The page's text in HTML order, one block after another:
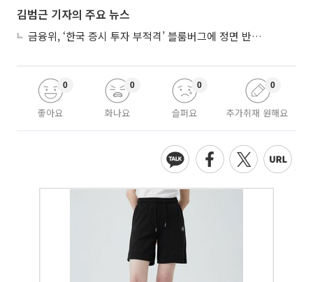
김범근 기자의 주요 뉴스
금융위, ‘한국 증시 투자 부적격’ 블룸버그에 정면 반박…“근거 불분명”
좋아요
0
화나요
0
슬퍼요
0
추가취재 원해요
0